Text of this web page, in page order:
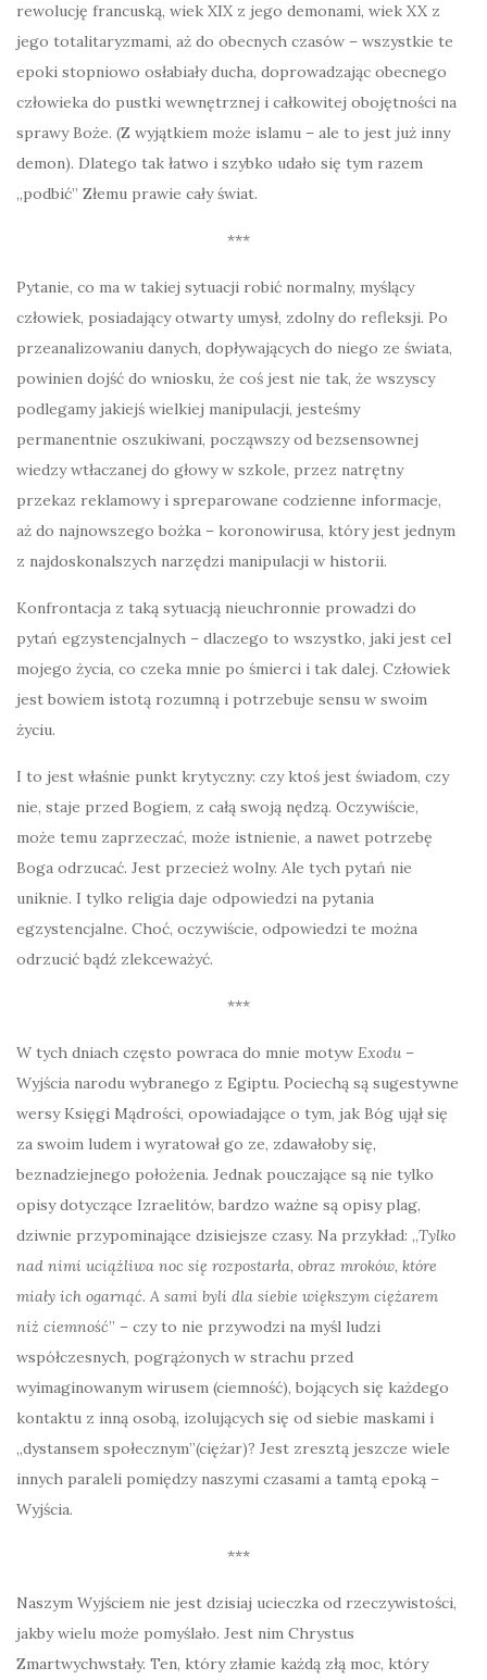
rewolucję francuską, wiek XIX z jego demonami, wiek XX z
jego totalitaryzmami, aż do obecnych czasów – wszystkie te
epoki stopniowo osłabiały ducha, doprowadzając obecnego
człowieka do pustki wewnętrznej i całkowitej obojętności na
sprawy Boże. (Z wyjątkiem może islamu – ale to jest już inny
demon). Dlatego tak łatwo i szybko udało się tym razem
„podbić” Złemu prawie cały świat.
***
Pytanie, co ma w takiej sytuacji robić normalny, myślący
człowiek, posiadający otwarty umysł, zdolny do refleksji. Po
przeanalizowaniu danych, dopływających do niego ze świata,
powinien dojść do wniosku, że coś jest nie tak, że wszyscy
podlegamy jakiejś wielkiej manipulacji, jesteśmy
permanentnie oszukiwani, począwszy od bezsensownej
wiedzy wtłaczanej do głowy w szkole, przez natrętny
przekaz reklamowy i spreparowane codzienne informacje,
aż do najnowszego bożka – koronowirusa, który jest jednym
z najdoskonalszych narzędzi manipulacji w historii.
Konfrontacja z taką sytuacją nieuchronnie prowadzi do
pytań egzystencjalnych – dlaczego to wszystko, jaki jest cel
mojego życia, co czeka mnie po śmierci i tak dalej. Człowiek
jest bowiem istotą rozumną i potrzebuje sensu w swoim
życiu.
I to jest właśnie punkt krytyczny: czy ktoś jest świadom, czy
nie, staje przed Bogiem, z całą swoją nędzą. Oczywiście,
może temu zaprzeczać, może istnienie, a nawet potrzebę
Boga odrzucać. Jest przecież wolny. Ale tych pytań nie
uniknie. I tylko religia daje odpowiedzi na pytania
egzystencjalne. Choć, oczywiście, odpowiedzi te można
odrzucić bądź zlekceważyć.
***
W tych dniach często powraca do mnie motyw Exodu –
Wyjścia narodu wybranego z Egiptu. Pociechą są sugestywne
wersy Księgi Mądrości, opowiadające o tym, jak Bóg ujął się
za swoim ludem i wyratował go ze, zdawałoby się,
beznadziejnego położenia. Jednak pouczające są nie tylko
opisy dotyczące Izraelitów, bardzo ważne są opisy plag,
dziwnie przypominające dzisiejsze czasy. Na przykład: „Tylko
nad nimi uciążliwa noc się rozpostarła, obraz mroków, które
miały ich ogarnąć. A sami byli dla siebie większym ciężarem
niż ciemność” – czy to nie przywodzi na myśl ludzi
współczesnych, pogrążonych w strachu przed
wyimaginowanym wirusem (ciemność), bojących się każdego
kontaktu z inną osobą, izolujących się od siebie maskami i
„dystansem społecznym”(ciężar)? Jest zresztą jeszcze wiele
innych paraleli pomiędzy naszymi czasami a tamtą epoką –
Wyjścia.
***
Naszym Wyjściem nie jest dzisiaj ucieczka od rzeczywistości,
jakby wielu może pomyślało. Jest nim Chrystus
Zmartwychwstały. Ten, który złamie każdą złą moc, który